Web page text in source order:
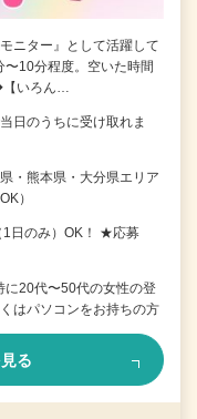
ニター』として活躍して
〜10分程度。空いた時間
【いろん…
のうちに受け取れま
・熊本県・大分県エリア
）
日のみ）OK！ ★応募
20代〜50代の女性の登
パソコンをお持ちの方
る